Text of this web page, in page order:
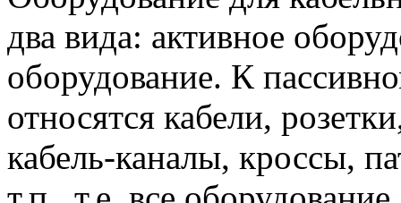
два вида: активное
оборудование. К
относятся кабели,
кабель-каналы, кроссы,